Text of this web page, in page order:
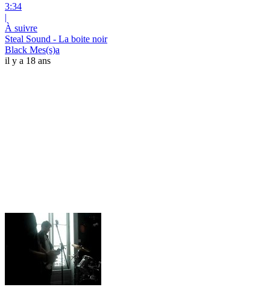
3:34
|
À suivre
Steal Sound - La boite noir
Black Mes(s)a
il y a 18 ans